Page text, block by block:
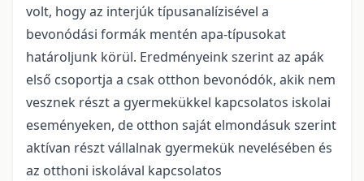
volt, hogy az interjúk típusanalízisével a
bevonódási formák mentén apa-típusokat
határoljunk körül. Eredményeink szerint az apák
első csoportja a csak otthon bevonódók, akik nem
vesznek részt a gyermekükkel kapcsolatos iskolai
eseményeken, de otthon saját elmondásuk szerint
aktívan részt vállalnak gyermekük nevelésében és
az otthoni iskolával kapcsolatos